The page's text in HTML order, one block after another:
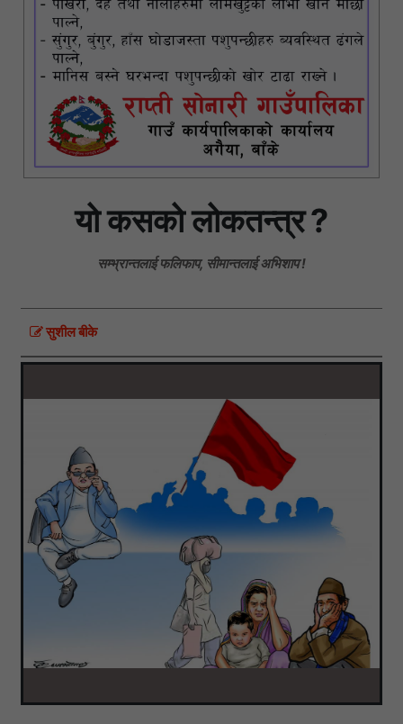
यो कसको लोकतन्त्र ?
सम्भ्रान्तलाई फलिफाप, सीमान्तलाई अभिशाप !
सुशील बीके